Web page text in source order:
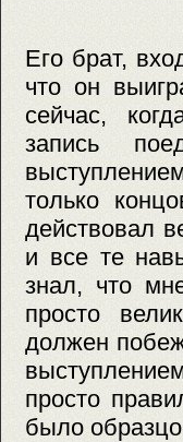
Его брат,
что он
сейчас,
запись
только
действовал
и все те
знал, что
просто
должен
просто
было